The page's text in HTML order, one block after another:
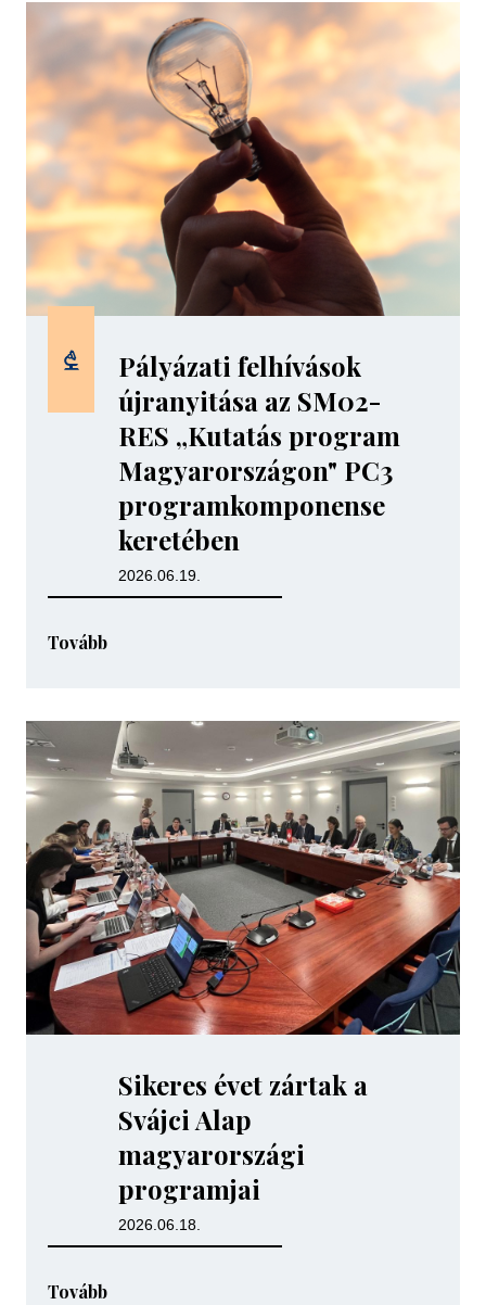
Pályázati felhívások
újranyitása az SM02-
RES „Kutatás program
Magyarországon" PC3
programkomponense
keretében
2026.06.19.
Tovább
Sikeres évet zártak a
Svájci Alap
magyarországi
programjai
2026.06.18.
Tovább